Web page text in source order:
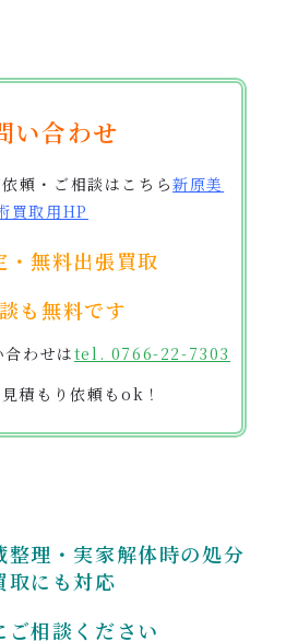
い合わせ
頼・ご相談はこちら新原美
買取用HP
・無料出張買取
も無料です
わせはtel. 0766-22-7303
積もり依頼もok！
整理・実家解体時の処分
取にも対応
ご相談ください